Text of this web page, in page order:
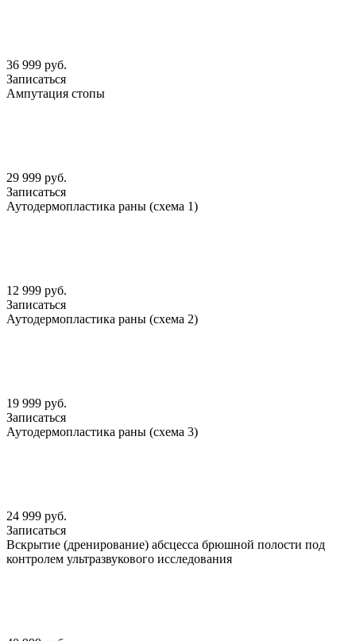
36 999 руб.
Записаться
Ампутация стопы
29 999 руб.
Записаться
Аутодермопластика раны (схема 1)
12 999 руб.
Записаться
Аутодермопластика раны (схема 2)
19 999 руб.
Записаться
Аутодермопластика раны (схема 3)
24 999 руб.
Записаться
Вскрытие (дренирование) абсцесса брюшной полости под
контролем ультразвукового исследования